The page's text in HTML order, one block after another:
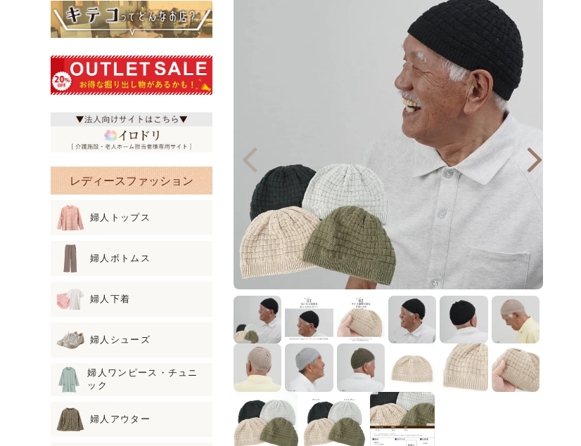
レディースファッション
婦人トップス
婦人ボトムス
婦人下着
婦人シューズ
婦人ワンピース・チュニ
ック
婦人アウター